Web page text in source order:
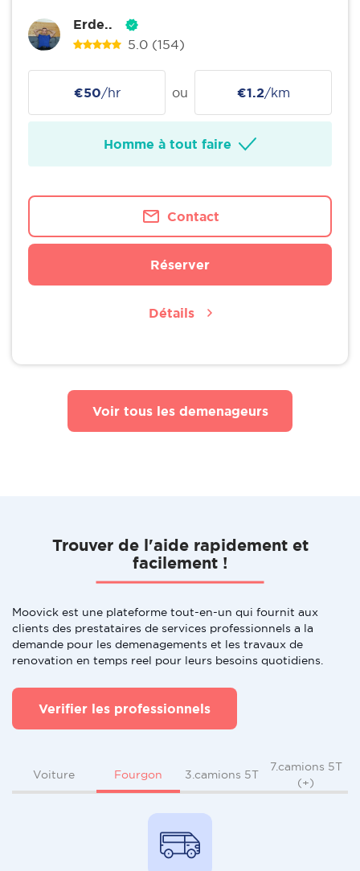
Erde..
5.0 (154)
€50/hr ou €1.2/km
Homme à tout faire
Contact
Réserver
Détails
Voir tous les demenageurs
Trouver de l'aide rapidement et
facilement !
Moovick est une plateforme tout-en-un qui fournit aux
clients des prestataires de services professionnels a la
demande pour les demenagements et les travaux de
renovation en temps reel pour leurs besoins quotidiens.
Verifier les professionnels
Voiture Fourgon 3.camions 5T
7.camions 5T
(+)